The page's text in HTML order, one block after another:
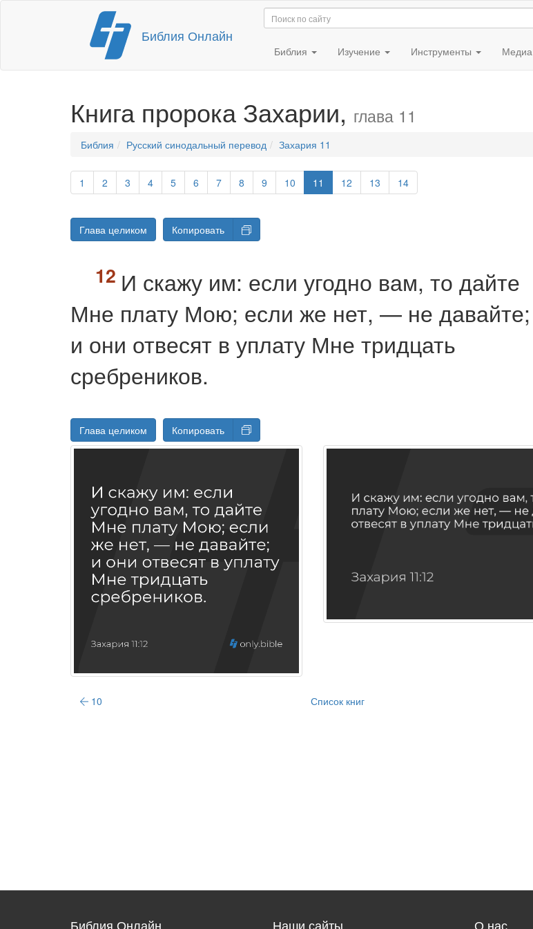
Перейти
содержимому
Библия Онлайн
Библия Изучение Инструменты Медиа
Книга пророка Захарии, глава 11
Библия Русский синодальный перевод Захария 11
1 2 3 4 5 6 7 8 9 10 11 12 13 14
Глава целиком Копировать
И скажу им: если угодно вам, то дайте
Мне плату Мою; если же нет, — не давайте;
и они отвесят в уплату Мне тридцать
сребреников.
Глава целиком Копировать
10 Список книг
Библия Онлайн Наши сайты О нас